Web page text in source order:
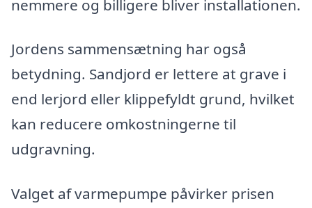
nemmere og billigere bliver installationen.
Jordens sammensætning har også
betydning. Sandjord er lettere at grave i
end lerjord eller klippefyldt grund, hvilket
kan reducere omkostningerne til
udgravning.
Valget af varmepumpe påvirker prisen